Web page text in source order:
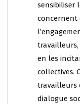
sensibiliser
concernent
en les
collectives.
travailleurs
dialogue